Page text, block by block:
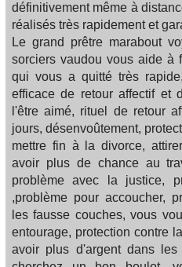
définitivement même à
réalisés très rapidement et
Le grand prêtre marabout
sorciers vaudou vous aide à
qui vous a quitté très
efficace de retour affectif et
l'être aimé, rituel de retour
jours, désenvoûtement,
mettre fin à la divorce,
avoir plus de chance au
problème avec la justice,
,problème pour accoucher,
les fausse couches, vous
entourage, protection contre
avoir plus d'argent dans